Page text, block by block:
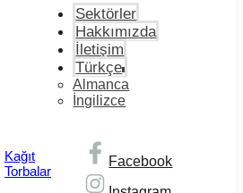
Kağıt
Torbalar
Sektörler
Hakkımızda
İletişim
Türkçe
Almanca
İngilizce
Facebook